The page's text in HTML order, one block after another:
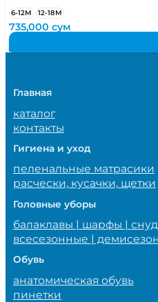
6-12М 12-18М
735,000сум
Главная
каталог
контакты
Гигиена и уход
пеленальные матрасики
расчески, кусачки, щетки
Головные уборы
балаклавы | шарфы |
всесезонные |
Обувь
анатомическая обувь
пинетки